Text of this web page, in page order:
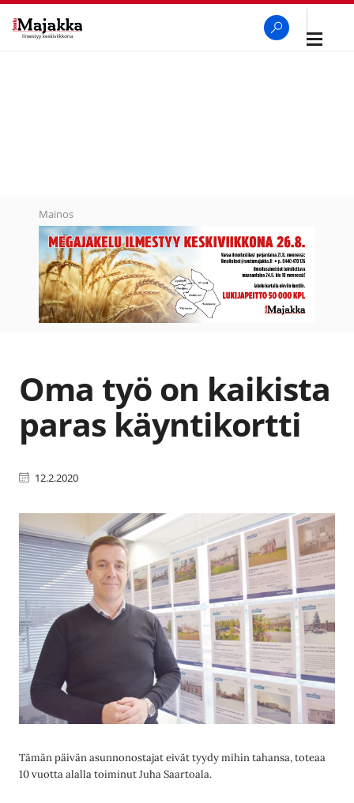
Avaa
Mainos
Oma työ on kaikista
paras käyntikortti
12.2.2020
Tämän päivän asunnonostajat eivät tyydy mihin tahansa, toteaa
10 vuotta alalla toiminut Juha Saartoala.